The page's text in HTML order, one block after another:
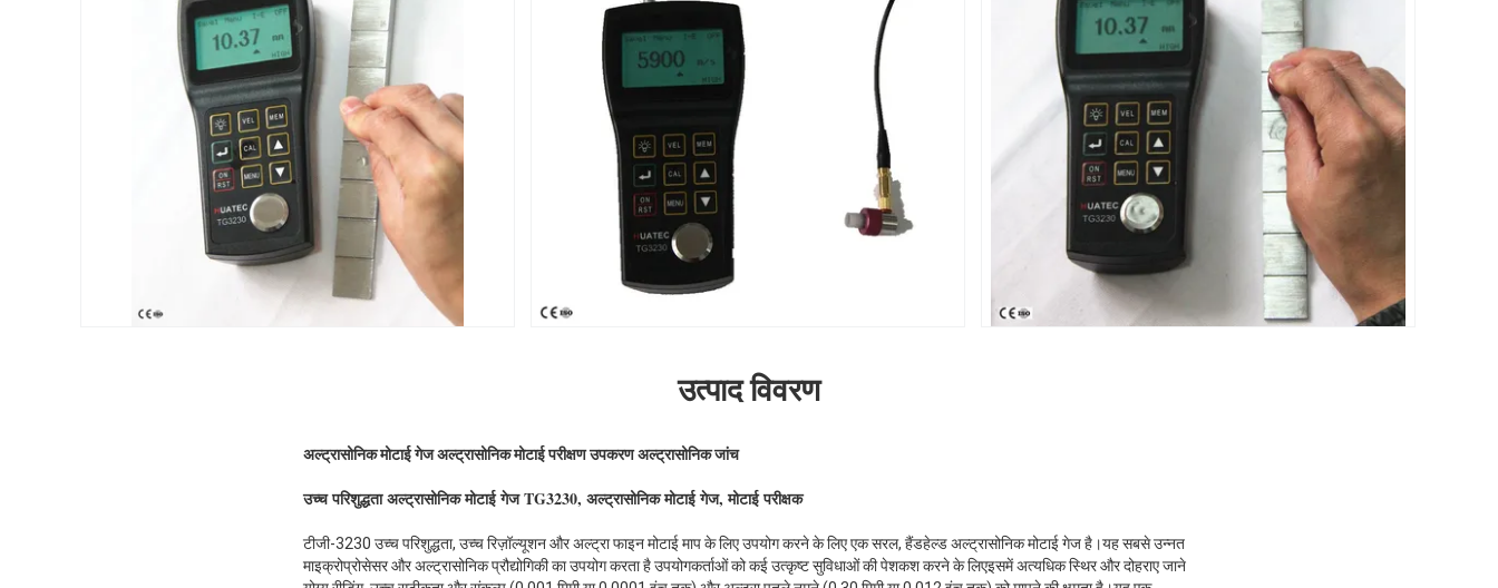
उत्पाद विवरण
अल्ट्रासोनिक मोटाई गेज अल्ट्रासोनिक मोटाई परीक्षण उपकरण अल्ट्रासोनिक जांच
उच्च परिशुद्धता अल्ट्रासोनिक मोटाई गेज TG3230, अल्ट्रासोनिक मोटाई गेज, मोटाई परीक्षक
टीजी-3230 उच्च परिशुद्धता, उच्च रिज़ॉल्यूशन और अल्ट्रा फाइन मोटाई माप के लिए उपयोग करने के लिए एक सरल, हैंडहेल्ड अल्ट्रासोनिक मोटाई गेज है।यह सबसे उन्नत
माइक्रोप्रोसेसर और अल्ट्रासोनिक प्रौद्योगिकी का उपयोग करता है उपयोगकर्ताओं को कई उत्कृष्ट सुविधाओं की पेशकश करने के लिएइसमें अत्यधिक स्थिर और दोहराए जाने